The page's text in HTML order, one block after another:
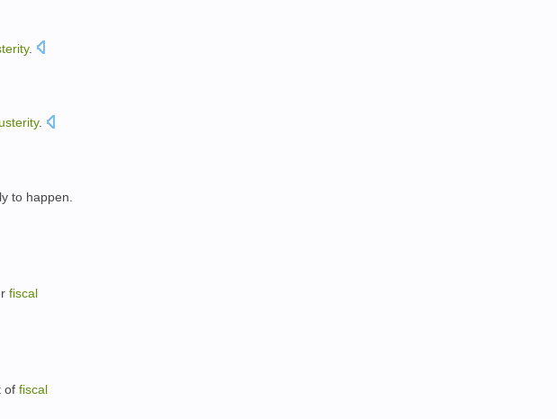
.
.
to happen
fiscal
of fiscal